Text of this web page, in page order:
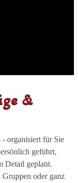
&
organisiert für Sie
geführt,
Detail geplant.
oder ganz